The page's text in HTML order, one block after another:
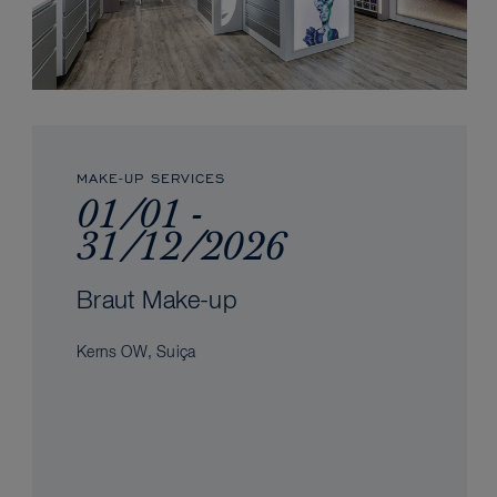
MAKE-UP SERVICES
01/01 -
31/12/2026
Braut Make-up
Kerns OW, Suiça